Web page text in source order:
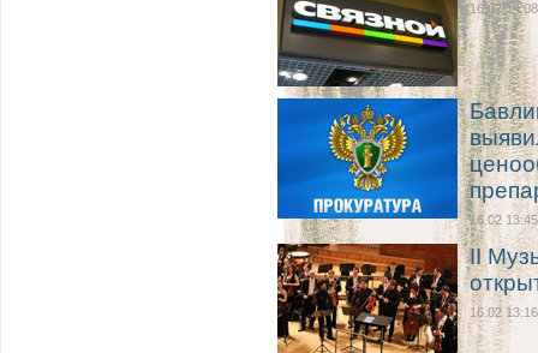
16.02 14:08
16.02 13:45
II
16.02 13:16